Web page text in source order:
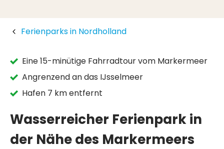
Ferienparks in Nordholland
Eine 15-minütige Fahrradtour vom Markermeer
Angrenzend an das IJsselmeer
Hafen 7 km entfernt
Wasserreicher Ferienpark in
der Nähe des Markermeers